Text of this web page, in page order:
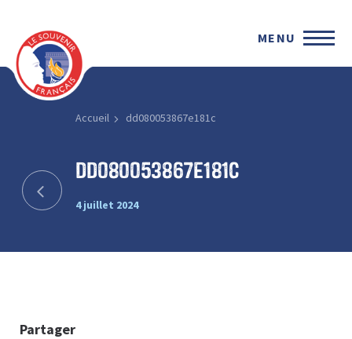
MENU
Accueil dd080053867e181c
dd080053867e181c
4 juillet 2024
Partager